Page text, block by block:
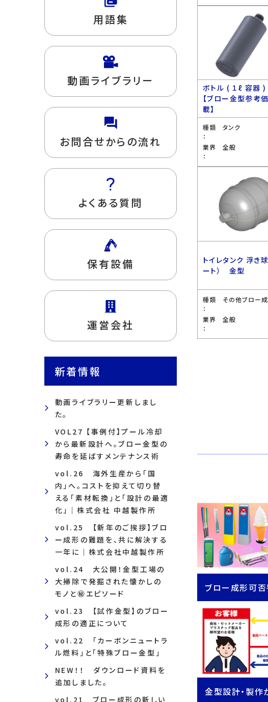
用語集
動画ライブラリー
お問合せからの流れ
よくある質問
保有設備
運営会社
新着情報
動画ライブラリー更新しまし
た。
VOL27 【事例付】プール冷却
から最新設計へ。ブロー金型の
寿命を延ばすメンテナンス術
vol.26 海外生産から「国
内」へ。コストを抑えて切り替
える「素材転換」と「設計の最適
化」｜株式会社 中越製作所
vol.25 【新年のご挨拶】ブロ
ー成形の難題を、共に解決する
一年に｜株式会社中越製作所
vol.24 大公開！金型工場の
大掃除で発掘された懐かしの
モノと㊙エピソード
vol.23 【試作金型】のブロー
成形の適正について
vol.22 「カーボンニュートラ
ル燃料」と「特殊ブロー金型」
NEW！！ ダウンロード資料を
追加しました。
vol.21 ブロー成形の新しい
ボトル ( １ℓ 容器
【ブロー金型参考
載】
種類
：
タンク
業界
：
全般
トイレタンク 浮き
ート） 金型
種類
：
その他ブロー
業界
：
全般
ブロー成形可
金型設計・製